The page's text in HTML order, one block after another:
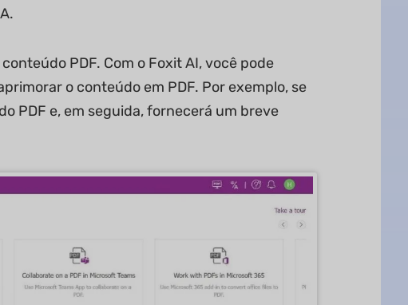
PDF. Com o Foxit AI, você pode
o conteúdo em PDF. Por exemplo, se
PDF e, em seguida, fornecerá um breve